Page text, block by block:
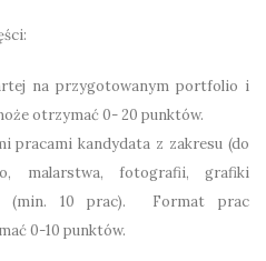
na przygotowanym portfolio i
otrzymać 0- 20 punktów.
pracami kandydata z zakresu (do
malarstwa, fotografii, grafiki
(min. 10 prac). Format prac
0-10 punktów.